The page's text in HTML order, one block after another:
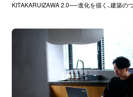
KITAKARUIZAWA 2.0──進化を描く、建築の